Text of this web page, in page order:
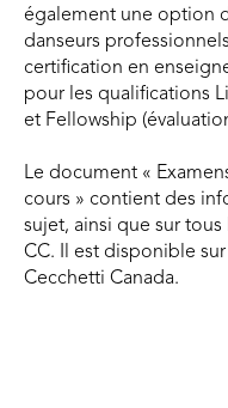
également une option
danseurs
certification en
pour les qualifications
et Fellowship
Le document «
cours » contient des
sujet, ainsi que sur
CC. Il est disponible
Cecchetti Canada.